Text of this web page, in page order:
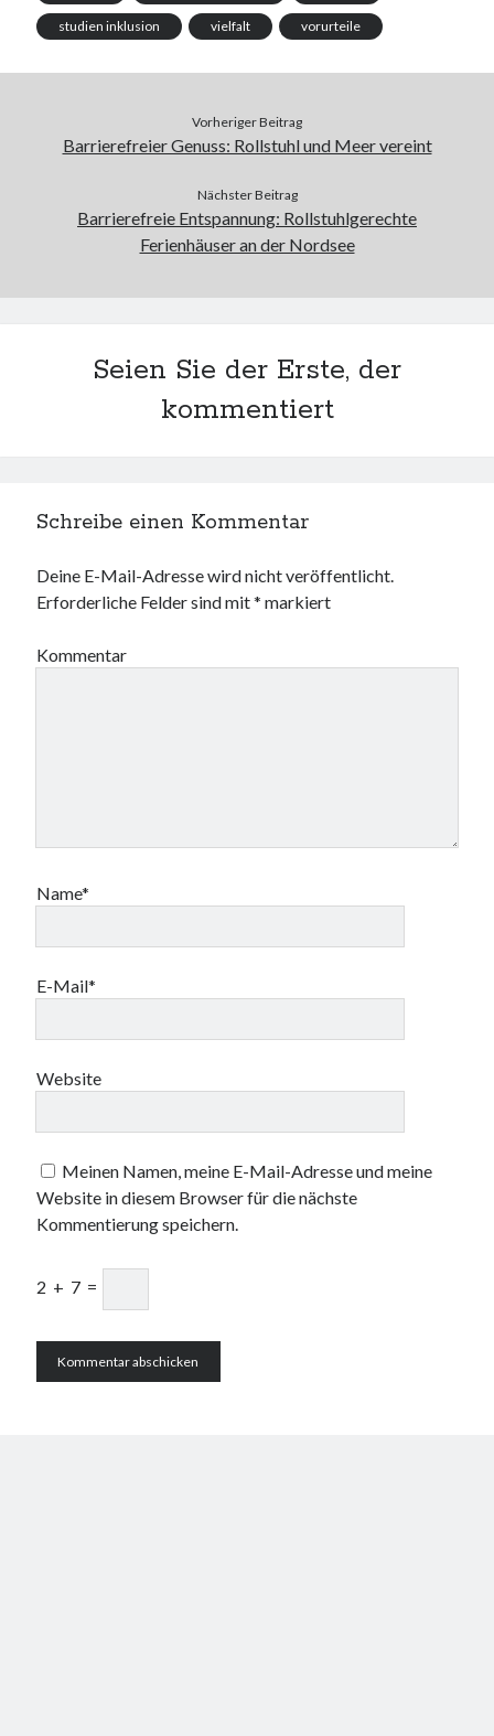
studien inklusion vielfalt vorurteile
Vorheriger Beitrag
Barrierefreier Genuss: Rollstuhl und Meer vereint
Nächster Beitrag
Barrierefreie Entspannung: Rollstuhlgerechte
Ferienhäuser an der Nordsee
Seien Sie der Erste, der
kommentiert
Schreibe einen Kommentar
Deine E-Mail-Adresse wird nicht veröffentlicht.
Erforderliche Felder sind mit* markiert
Kommentar
Name*
E-Mail*
Website
Meinen Namen, meine E-Mail-Adresse und meine
Website in diesem Browser für die nächste
Kommentierung speichern.
2 + 7 =